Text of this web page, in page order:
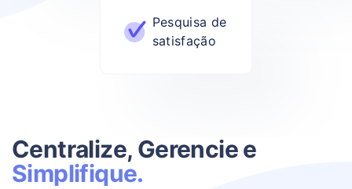
Pesquisa de
satisfação
Centralize, Gerenciee
Simplifique.